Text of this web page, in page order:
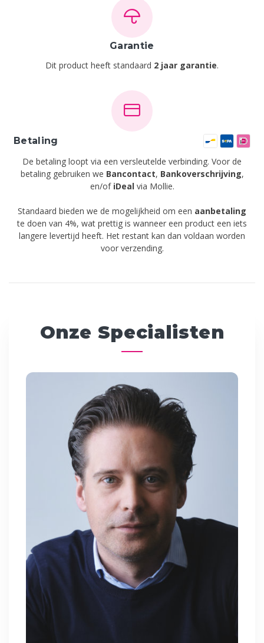
Garantie
Dit product heeft standaard 2 jaar garantie.
Betaling
De betaling loopt via een versleutelde verbinding. Voor de
betaling gebruiken we Bancontact, Bankoverschrijving,
en/of iDeal via Mollie.
Standaard bieden we de mogelijkheid om een aanbetaling
te doen van 4%, wat prettig is wanneer een product een iets
langere levertijd heeft. Het restant kan dan voldaan worden
voor verzending.
Onze Specialisten